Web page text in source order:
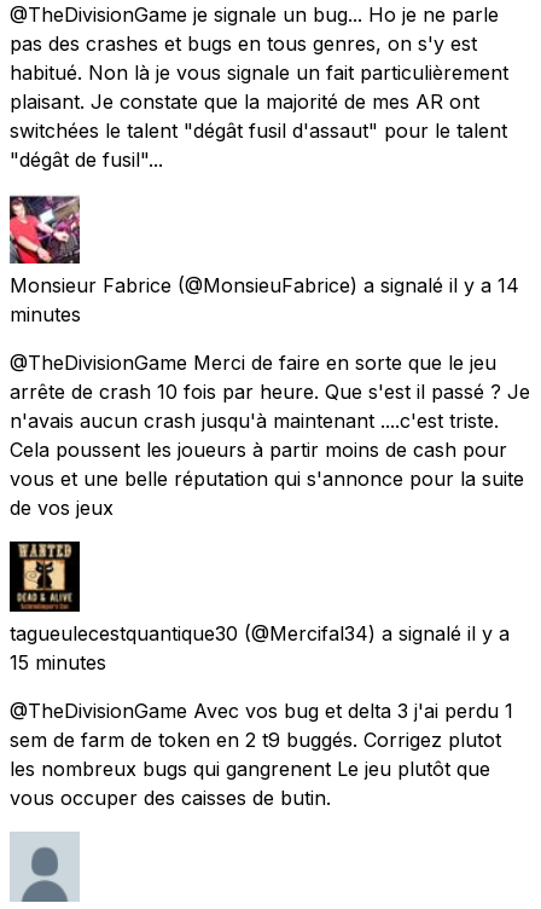
@TheDivisionGame je signale un bug... Ho je ne parle
pas des crashes et bugs en tous genres, on s'y est
habitué. Non là je vous signale un fait particulièrement
plaisant. Je constate que la majorité de mes AR ont
switchées le talent "dégât fusil d'assaut" pour le talent
"dégât de fusil"...
Monsieur Fabrice (@MonsieuFabrice) a signalé il y a 14
minutes
@TheDivisionGame Merci de faire en sorte que le jeu
arrête de crash 10 fois par heure. Que s'est il passé ? Je
n'avais aucun crash jusqu'à maintenant ....c'est triste.
Cela poussent les joueurs à partir moins de cash pour
vous et une belle réputation qui s'annonce pour la suite
de vos jeux
tagueulecestquantique30 (@Mercifal34) a signalé il y a
15 minutes
@TheDivisionGame Avec vos bug et delta 3 j'ai perdu 1
sem de farm de token en 2 t9 buggés. Corrigez plutot
les nombreux bugs qui gangrenent Le jeu plutôt que
vous occuper des caisses de butin.